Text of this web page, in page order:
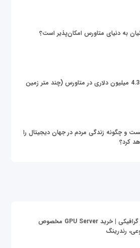
به دنیای متاورس امکان‌پذیر است؟
خرید زمین 4.3 میلیون دلاری در متاورس (چند متر زمین
و چگونه زندگی مردم در جهان دیجیتال را
کرد؟
قیمت سرور گرافیکی | خرید GPU Server مخصوص
رندرینگ